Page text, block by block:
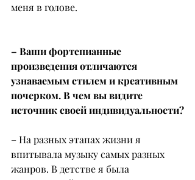
меня в голове.
– Ваши фортепианные
произведения отличаются
узнаваемым стилем и креативным
почерком. В чем вы видите
источник своей индивидуальности?
– На разных этапах жизни я
впитывала музыку самых разных
жанров. В детстве я была